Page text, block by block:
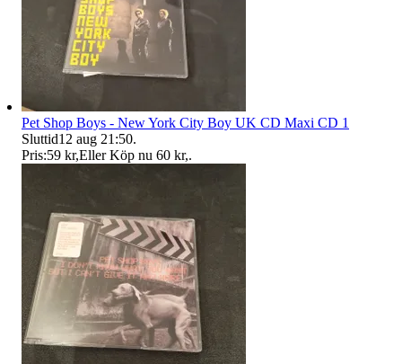
Pet Shop Boys - New York City Boy UK CD Maxi CD 1
Sluttid12 aug 21:50.
Pris:59 kr,Eller Köp nu 60 kr,.